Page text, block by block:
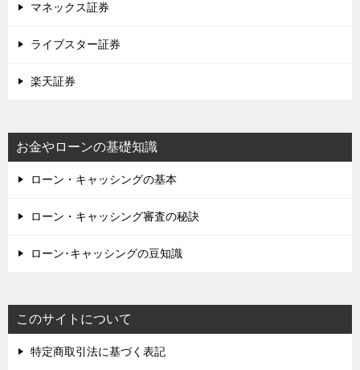
マネックス証券
ライブスター証券
楽天証券
お金やローンの基礎知識
ローン・キャッシングの基本
ローン・キャッシング審査の秘訣
ローン･キャッシングの豆知識
このサイトについて
特定商取引法に基づく表記